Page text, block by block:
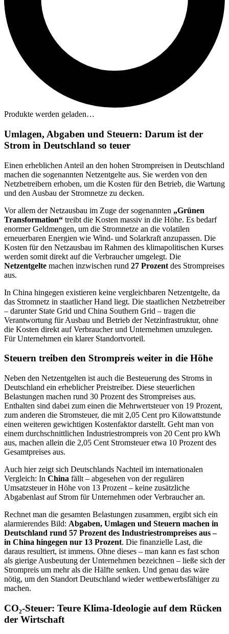
Produkte werden geladen…
Umlagen, Abgaben und Steuern: Darum ist der
Strom in Deutschland so teuer
Einen erheblichen Anteil an den hohen Strompreisen in Deutschland
machen die sogenannten Netzentgelte aus. Sie werden von den
Netzbetreibern erhoben, um die Kosten für den Betrieb, die Wartung
und den Ausbau der Stromnetze zu decken.
Vor allem der Netzausbau im Zuge der sogenannten „Grünen
Transformation“ treibt die Kosten massiv in die Höhe. Es bedarf
enormer Geldmengen, um die Stromnetze an die volatilen
erneuerbaren Energien wie Wind- und Solarkraft anzupassen. Die
Kosten für den Netzausbau im Rahmen des klimapolitischen Kurses
werden somit direkt auf die Verbraucher umgelegt. Die
Netzentgelte machen inzwischen rund 27 Prozent des Strompreises
aus.
In China hingegen existieren keine vergleichbaren Netzentgelte, da
das Stromnetz in staatlicher Hand liegt. Die staatlichen Netzbetreiber
– darunter State Grid und China Southern Grid – tragen die
Verantwortung für Ausbau und Betrieb der Netzinfrastruktur, ohne
die Kosten direkt auf Verbraucher und Unternehmen umzulegen.
Für Unternehmen ein klarer Standortvorteil.
Steuern treiben den Strompreis weiter in die Höhe
Neben den Netzentgelten ist auch die Besteuerung des Stroms in
Deutschland ein erheblicher Preistreiber. Diese steuerlichen
Belastungen machen rund 30 Prozent des Strompreises aus.
Enthalten sind dabei zum einen die Mehrwertsteuer von 19 Prozent,
zum anderen die Stromsteuer, die mit 2,05 Cent pro Kilowattstunde
einen weiteren gewichtigen Kostenfaktor darstellt. Geht man von
einem durchschnittlichen Industriestrompreis von 20 Cent pro kWh
aus, machen allein die 2,05 Cent Stromsteuer etwa 10 Prozent des
Gesamtpreises aus.
Auch hier zeigt sich Deutschlands Nachteil im internationalen
Vergleich: In China fällt – abgesehen von der regulären
Umsatzsteuer in Höhe von 13 Prozent – keine zusätzliche
Abgabenlast auf Strom für Unternehmen oder Verbraucher an.
Rechnet man die gesamten Belastungen zusammen, ergibt sich ein
alarmierendes Bild: Abgaben, Umlagen und Steuern machen in
Deutschland rund 57 Prozent des Industriestrompreises aus –
in China hingegen nur 13 Prozent. Die finanzielle Last, die
daraus resultiert, ist immens. Ohne dieses – man kann es fast schon
als gierige Ausbeutung der Unternehmen bezeichnen – ließe sich der
Strompreis um mehr als die Hälfte senken. Und genau das wäre
nötig, um den Standort Deutschland wieder wettbewerbsfähiger zu
machen.
CO₂-Steuer: Teure Klima-Ideologie auf dem Rücken
der Wirtschaft